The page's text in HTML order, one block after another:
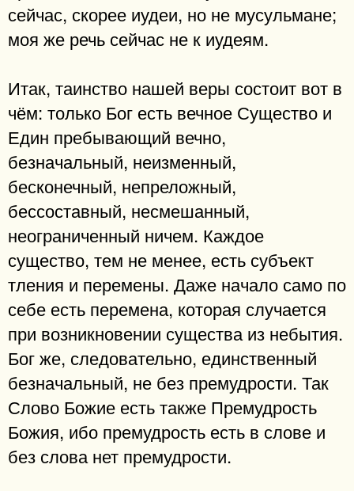
сейчас, скорее иудеи, но не мусульмане;
моя же речь сейчас не к иудеям.
Итак, таинство нашей веры состоит вот в
чём: только Бог есть вечное Существо и
Един пребывающий вечно,
безначальный, неизменный,
бесконечный, непреложный,
бессоставный, несмешанный,
неограниченный ничем. Каждое
существо, тем не менее, есть субъект
тления и перемены. Даже начало само по
себе есть перемена, которая случается
при возникновении существа из небытия.
Бог же, следовательно, единственный
безначальный, не без премудрости. Так
Слово Божие есть также Премудрость
Божия, ибо премудрость есть в слове и
без слова нет премудрости.